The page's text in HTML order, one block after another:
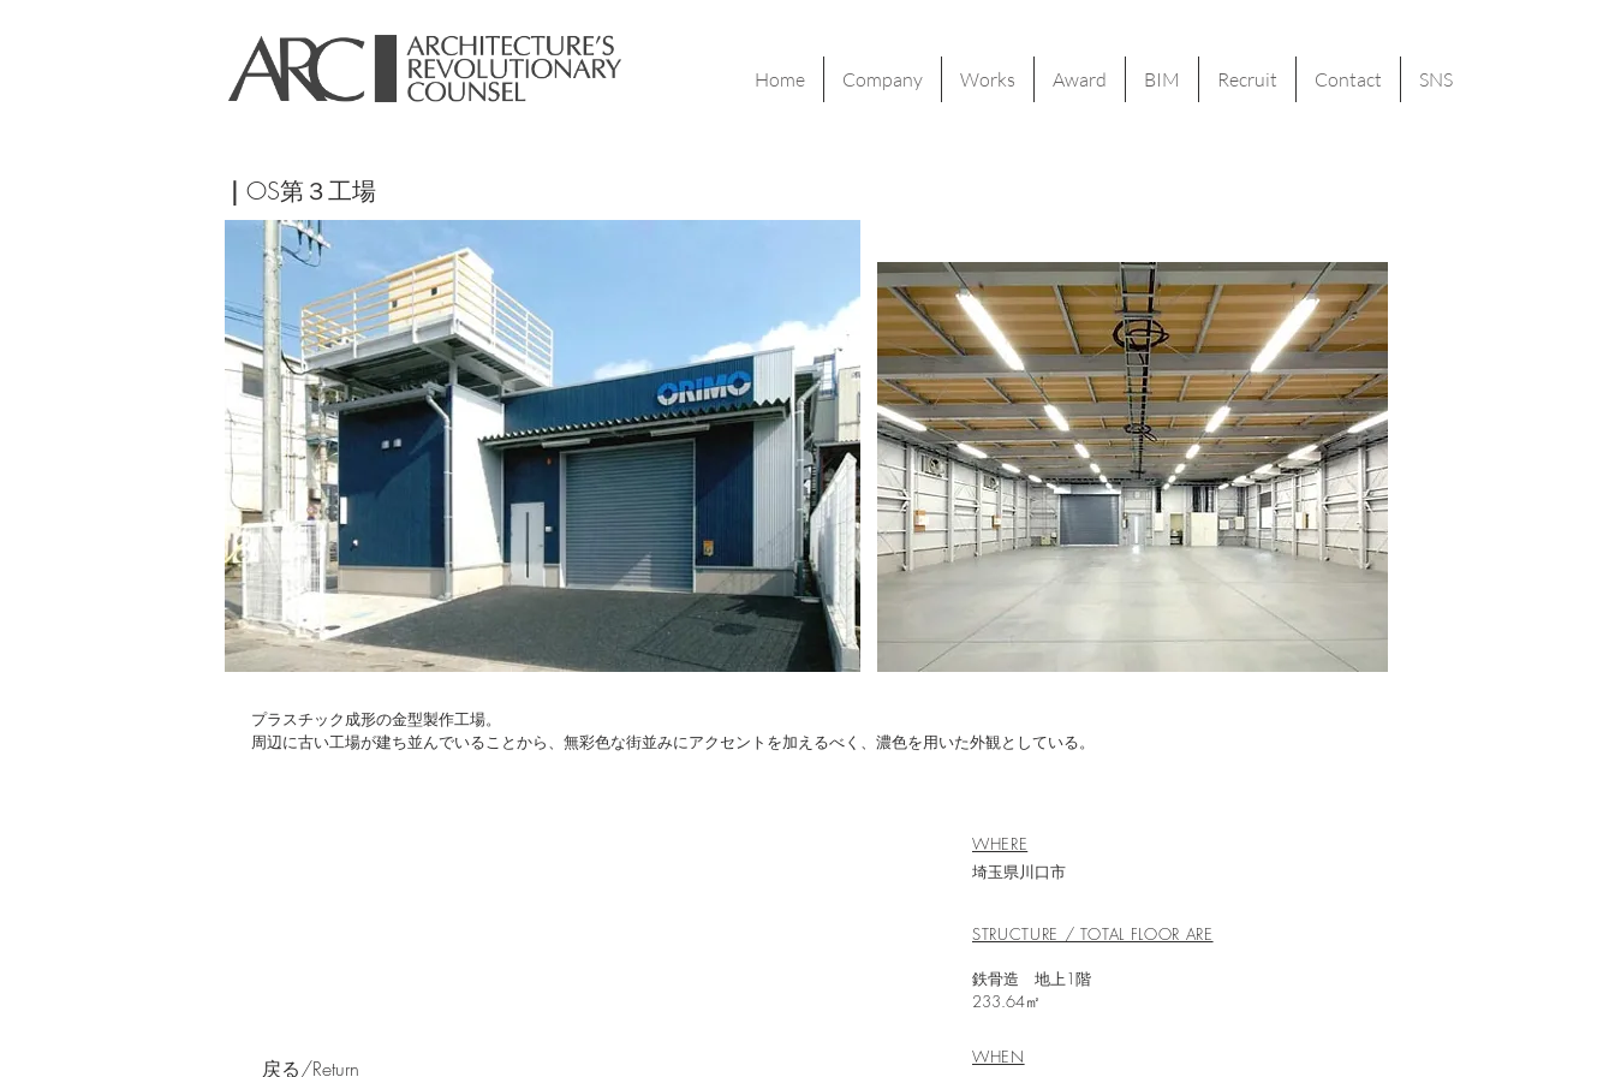
Home Company Works Award BIM Recruit Contact SNS
｜ OS第３工場
プラスチック成形の金型製作工場。
周辺に古い工場が建ち並んでいることから、無彩色な街並みにアクセントを加えるべく、濃色を用いた外観としている。
WHERE
埼玉県川口市
STRUCTURE / TOTAL FLOOR ARE
鉄骨造 地上1階
233.64㎡
戻る/Return
WHEN